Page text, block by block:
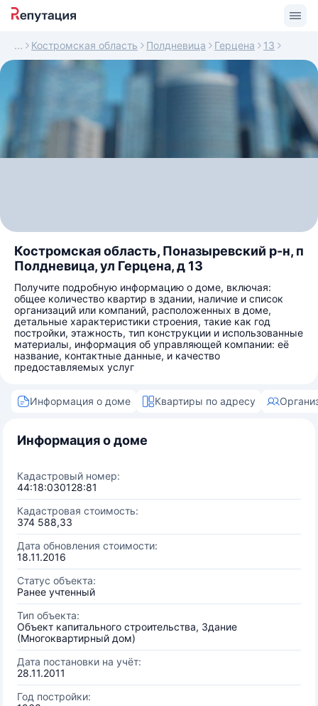
Костромская область Полдневица Герцена 13
Костромская область, Поназыревский р-н, п
Полдневица, ул Герцена, д 13
Получите подробную информацию о доме, включая:
общее количество квартир в здании, наличие и список
организаций или компаний, расположенных в доме,
детальные характеристики строения, такие как год
постройки, этажность, тип конструкции и использованные
материалы, информация об управляющей компании: её
название, контактные данные, и качество
предоставляемых услуг
Информация о доме Квартиры по адресу
Информация о доме
Кадастровый номер:
44:18:030128:81
Кадастровая стоимость:
374 588,33
Дата обновления стоимости:
18.11.2016
Статус объекта:
Ранее учтенный
Тип объекта:
Объект капитального строительства, Здание
(Многоквартирный дом)
Дата постановки на учёт:
28.11.2011
Год постройки: